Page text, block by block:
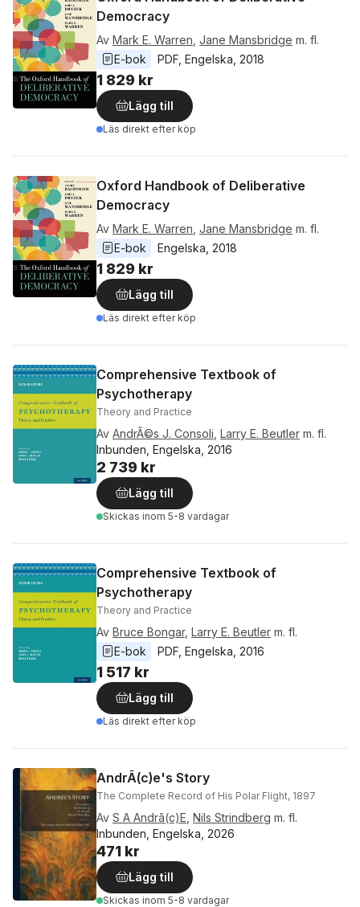
Democracy
Av Mark E. Warren Jane Mansbridge m. fl.
E-bok
PDF Engelska 2018
1 829 kr
Lägg till
Läs direkt efter köp
Oxford Handbook of Deliberative
Democracy
Av Mark E. Warren Jane Mansbridge m. fl.
E-bok
Engelska 2018
1 829 kr
Lägg till
Läs direkt efter köp
Comprehensive Textbook of
Psychotherapy
Theory and Practice
Av AndrÃ©s J. Consoli Larry E. Beutler m. fl.
Inbunden, Engelska, 2016
2 739 kr
Lägg till
Skickas inom 5-8 vardagar
Comprehensive Textbook of
Psychotherapy
Theory and Practice
Av Bruce Bongar, Larry E. Beutler m. fl.
E-bok
PDF Engelska 2016
1 517 kr
Lägg till
Läs direkt efter köp
AndrÃ(c)e's Story
The Complete Record of His Polar Flight, 1897
Av S A Andrã(c)E Nils Strindberg m. fl.
Inbunden, Engelska, 2026
471 kr
Lägg till
Skickas inom 5-8 vardagar